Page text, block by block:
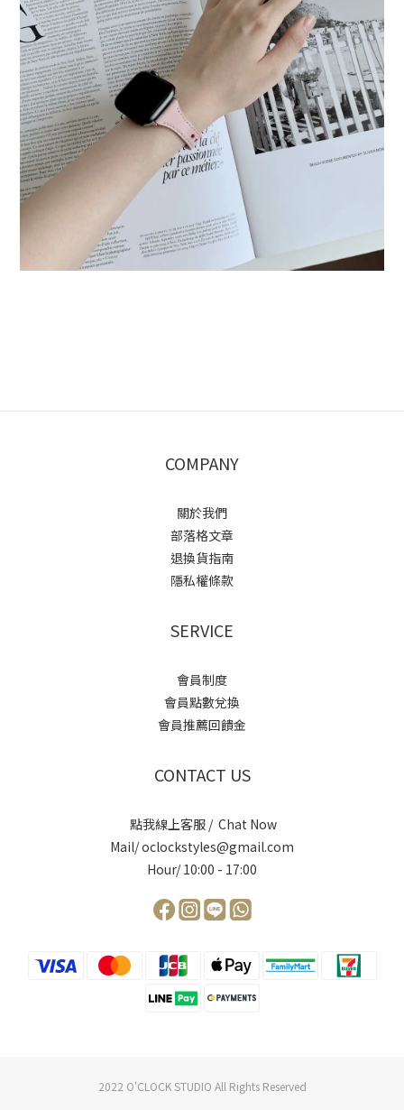
COMPANY
關於我們
部落格文章
退換貨指南
隱私權條款
SERVICE
會員制度
會員點數兌換
會員推薦回饋金
CONTACT US
點我線上客服 / Chat Now
Mail/ oclockstyles@gmail.com
Hour/ 10:00 - 17:00
2022 O'CLOCK STUDIO All Rights Reserved